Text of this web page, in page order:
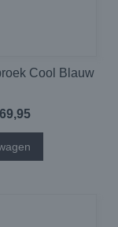
Cool Blauw